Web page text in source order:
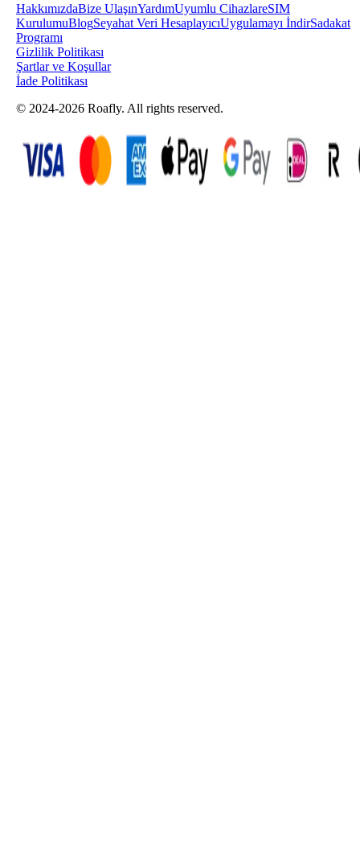
HakkımızdaBize UlaşınYardımUyumlu CihazlareSIM
KurulumuBlogSeyahat Veri HesaplayıcıUygulamayı İndirSadakat
Programı
Gizlilik Politikası
Şartlar ve Koşullar
İade Politikası
© 2024-2026 Roafly. All rights reserved.